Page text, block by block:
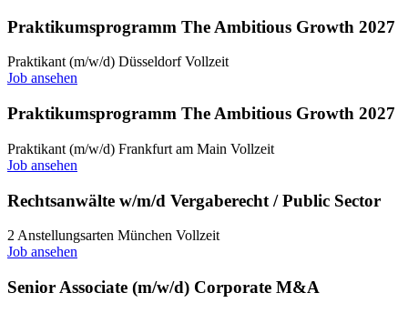
Praktikumsprogramm The Ambitious Growth 2027
Praktikant (m/w/d) Düsseldorf Vollzeit
Job ansehen
Praktikumsprogramm The Ambitious Growth 2027
Praktikant (m/w/d) Frankfurt am Main Vollzeit
Job ansehen
Rechtsanwälte w/m/d Vergaberecht / Public Sector
2 Anstellungsarten München Vollzeit
Job ansehen
Senior Associate (m/w/d) Corporate M&A